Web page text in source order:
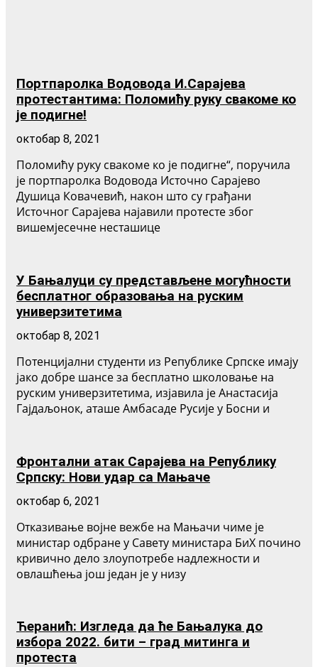
Портпаролка Водовода И.Сарајева
протестантима: Поломићу руку свакоме ко
је подигне!
октобар 8, 2021
Поломићу руку свакоме ко је подигне“, поручила
је портпаролка Водовода Источно Сарајево
Душица Ковачевић, након што су грађани
Источног Сарајева најавили протесте због
вишемјесечне несташице
У Бањалуци су представљене могућности
бесплатног образовања на руским
универзитетима
октобар 8, 2021
Потенцијални студенти из Републике Српске имају
јако добре шансе за бесплатно школовање на
руским универзитетима, изјавила је Анастасија
Гајдаљонок, аташе Амбасаде Русије у Босни и
Фронтални атак Сарајева на Републику
Српску: Нови удар са Мањаче
октобар 6, 2021
Отказивање војне вежбе на Мањачи чиме је
министар одбране у Савету министара БиХ почино
кривично дело злоупотребе надлежности и
овлашћења још један је у низу
Ћеранић: Изгледа да ће Бањалука до
избора 2022. бити – град митинга и
протеста